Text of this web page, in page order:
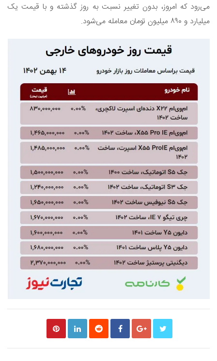
می‌رود که امروز، بدون تغییر نسبت به روز گذشته و با قیمت یک
میلیارد و ۸۹۰ میلیون تومان معامله می‌شود.